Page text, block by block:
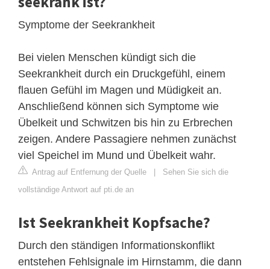
Symptome der Seekrankheit
Bei vielen Menschen kündigt sich die
Seekrankheit durch ein Druckgefühl, einem
flauen Gefühl im Magen und Müdigkeit an.
Anschließend können sich Symptome wie
Übelkeit und Schwitzen bis hin zu Erbrechen
zeigen. Andere Passagiere nehmen zunächst
viel Speichel im Mund und Übelkeit wahr.
Antrag auf Entfernung der Quelle
Sehen Sie sich die
vollständige Antwort auf pti.de an
Ist Seekrankheit Kopfsache?
Durch den ständigen Informationskonflikt
entstehen Fehlsignale im Hirnstamm, die dann